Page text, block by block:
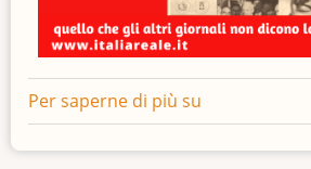
Per saperne di più su
di
Storia